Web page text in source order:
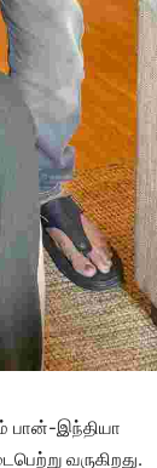
பான்-இந்தியா
வருகிறது.